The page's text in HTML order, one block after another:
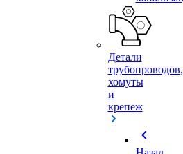
Детали
трубопроводов,
хомуты
и
крепеж
chevron_left